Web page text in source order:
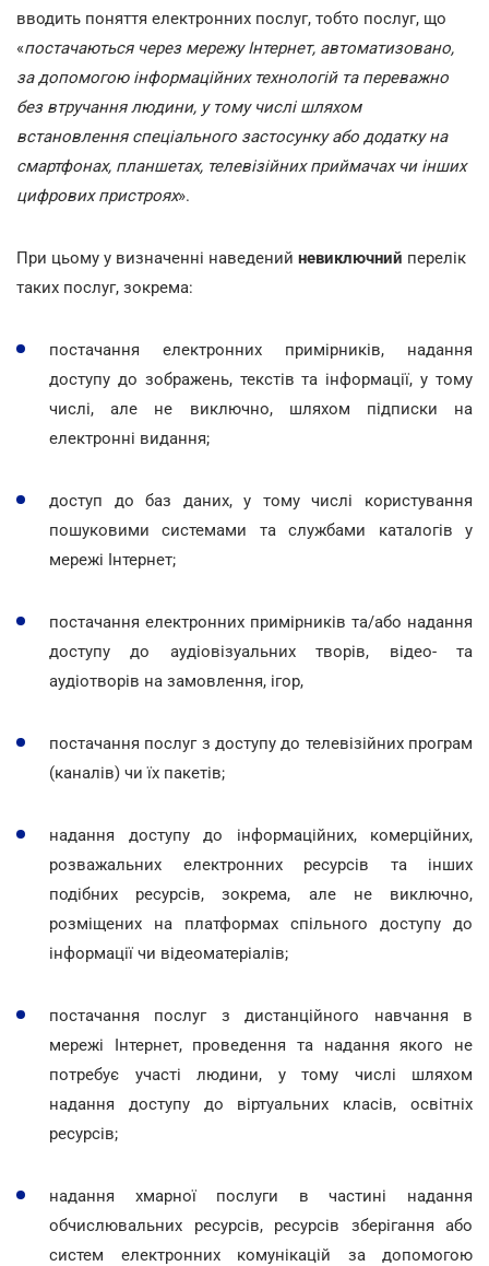
вводить поняття електронних послуг, тобто послуг, що
«постачаються через мережу Інтернет, автоматизовано,
за допомогою інформаційних технологій та переважно
без втручання людини, у тому числі шляхом
встановлення спеціального застосунку або додатку на
смартфонах, планшетах, телевізійних приймачах чи інших
цифрових пристроях».
При цьому у визначенні наведений невиключний перелік
таких послуг, зокрема:
постачання електронних примірників, надання
доступу до зображень, текстів та інформації, у тому
числі, але не виключно, шляхом підписки на
електронні видання;
доступ до баз даних, у тому числі користування
пошуковими системами та службами каталогів у
мережі Інтернет;
постачання електронних примірників та/або надання
доступу до аудіовізуальних творів, відео- та
аудіотворів на замовлення, ігор,
постачання послуг з доступу до телевізійних програм
(каналів) чи їх пакетів;
надання доступу до інформаційних, комерційних,
розважальних електронних ресурсів та інших
подібних ресурсів, зокрема, але не виключно,
розміщених на платформах спільного доступу до
інформації чи відеоматеріалів;
постачання послуг з дистанційного навчання в
мережі Інтернет, проведення та надання якого не
потребує участі людини, у тому числі шляхом
надання доступу до віртуальних класів, освітніх
ресурсів;
надання хмарної послуги в частині надання
обчислювальних ресурсів, ресурсів зберігання або
систем електронних комунікацій за допомогою